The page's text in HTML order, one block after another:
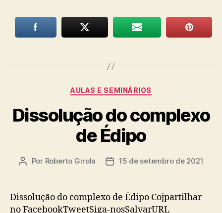
Categorias
AULAS E SEMINÁRIOS
Dissolução do complexo
de Édipo
Autor
Por Roberto Girola
Data15 de setembro de 2021
Dissolução do complexo de Édipo Cojpartilhar
no FacebookTweetSiga-nosSalvarURL